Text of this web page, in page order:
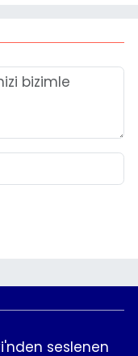
seslenen